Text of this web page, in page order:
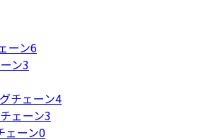
ーン6
ン3
チェーン4
ェーン3
ェーン0